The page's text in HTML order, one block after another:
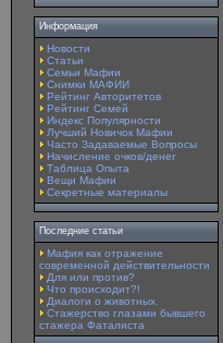
Информация
Новости
Статьи
Семьи Мафии
Снимки МАФИИ
Рейтинг Авторитетов
Рейтинг Семей
Индекс Популярности
Лучший Новичок Мафии
Часто Задаваемые Вопросы
Начисление очков/денег
Таблица Опыта
Вещи Мафии
Секретные материалы
Последние статьи
Мафия как отражение
современной действительности
Для или против?
Что происходит?!
Диалоги о животных.
Стажерство глазами бывшего
стажера Фаталиста